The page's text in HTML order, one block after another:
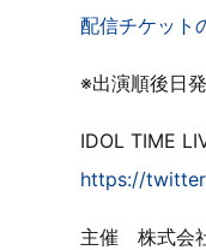
配信チケット
※出演順後日
IDOL TIME
https://
主催 株式会